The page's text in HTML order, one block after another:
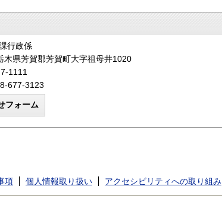
行政係
木県芳賀郡芳賀町大字祖母井1020
1111
677-3123
項 個人情報取り扱い アクセシビリティへの取り組み